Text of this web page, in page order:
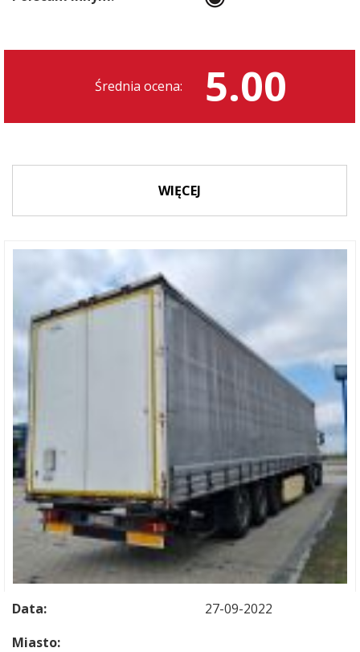
Średnia ocena: 5.00
WIĘCEJ
Data:
27-09-2022
Miasto: